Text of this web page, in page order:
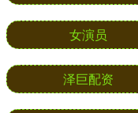
女演员
泽巨配资